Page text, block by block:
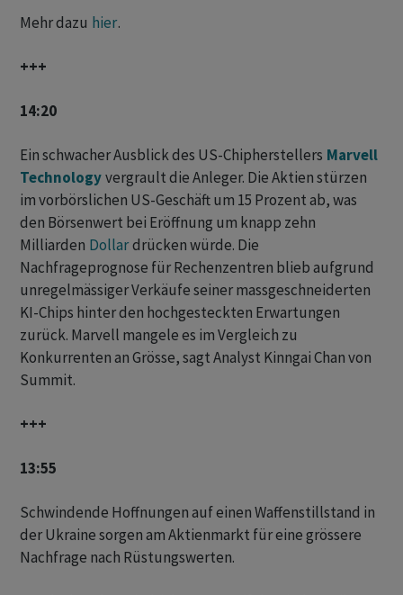
Mehr dazu hier.
+++
14:20
Ein schwacher Ausblick des US-Chipherstellers Marvell
Technologyvergrault die Anleger. Die Aktien stürzen
im vorbörslichen US-Geschäft um 15 Prozent ab, was
den Börsenwert bei Eröffnung um knapp zehn
Milliarden Dollardrücken würde. Die
Nachfrageprognose für Rechenzentren blieb aufgrund
unregelmässiger Verkäufe seiner massgeschneiderten
KI-Chips hinter den hochgesteckten Erwartungen
zurück. Marvell mangele es im Vergleich zu
Konkurrenten an Grösse, sagt Analyst Kinngai Chan von
Summit.
+++
13:55
Schwindende Hoffnungen auf einen Waffenstillstand in
der Ukraine sorgen am Aktienmarkt für eine grössere
Nachfrage nach Rüstungswerten.